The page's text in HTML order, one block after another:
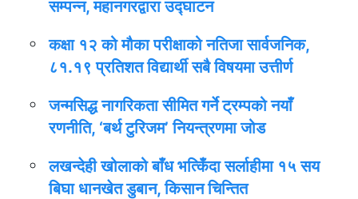
सम्पन्न, महानगरद्वारा उद्घाटन
कक्षा १२ को मौका परीक्षाको नतिजा सार्वजनिक,
८१.१९ प्रतिशत विद्यार्थी सबै विषयमा उत्तीर्ण
जन्मसिद्ध नागरिकता सीमित गर्ने ट्रम्पको नयाँ
रणनीति, ‘बर्थ टुरिजम’ नियन्त्रणमा जोड
लखन्देही खोलाको बाँध भत्किँदा सर्लाहीमा १५ सय
बिघा धानखेत डुबान, किसान चिन्तित